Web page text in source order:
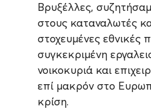
Βρυξέλλες,
στους καταναλωτές
στοχευμένες εθνικές
συγκεκριμένη
νοικοκυριά και
επί μακρόν στο
κρίση.